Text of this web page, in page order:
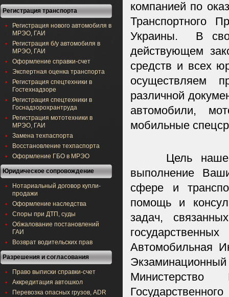
компанией по
Транспортного
Украины. В
действующем
средств и всех
осуществляем
различной
автомобили,
мобильные
Цель нашего
выполнение
сфере и
помощь и
задач,
Автомобильная
Министерство
Регистрация транспорта
Регистрация нового автомобиля в
МРЭО, ГАИ
Регистрация б/у автомобиля в
МРЭО, ГАИ
Оформление справки-счет
Экспертная оценка транспорта
Регистрация спецтехники в
Гостехнадзоре
Регистрация спецтехники в
Госнадзорохрантруда
Регистрация мототехники в
МРЭО, ГАИ
Замена техпаспорта
Восстановление техпаспорта
Оформление ГБО в МРЭО
Юридическое сопровождение
Нотариальный договор купли-
продажи
Оформление наследства
Споры при ДТП, суды
Обжалование постановлений
ГАИ
Возврат водительских прав
Разрешения и согласования
Право выписки справки-счет
Аккредитация автошкол
Перевозка опасных грузов, ADR